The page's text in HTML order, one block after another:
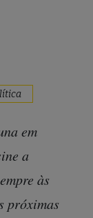
em
a
às
próximas